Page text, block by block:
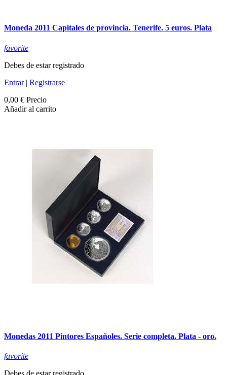
Moneda 2011 Capitales de provincia. Tenerife. 5 euros. Plata
favorite
Debes de estar registrado
Entrar| Registrarse
0,00 € Precio
Añadir al carrito
Monedas 2011 Pintores Españoles. Serie completa. Plata - oro.
favorite
Debes de estar registrado